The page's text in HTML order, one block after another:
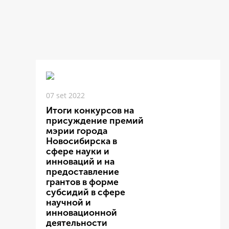
07 set 2022
Итоги конкурсов на
присуждение премий
мэрии города
Новосибирска в
сфере науки и
инноваций и на
предоставление
грантов в форме
субсидий в сфере
научной и
инновационной
деятельности